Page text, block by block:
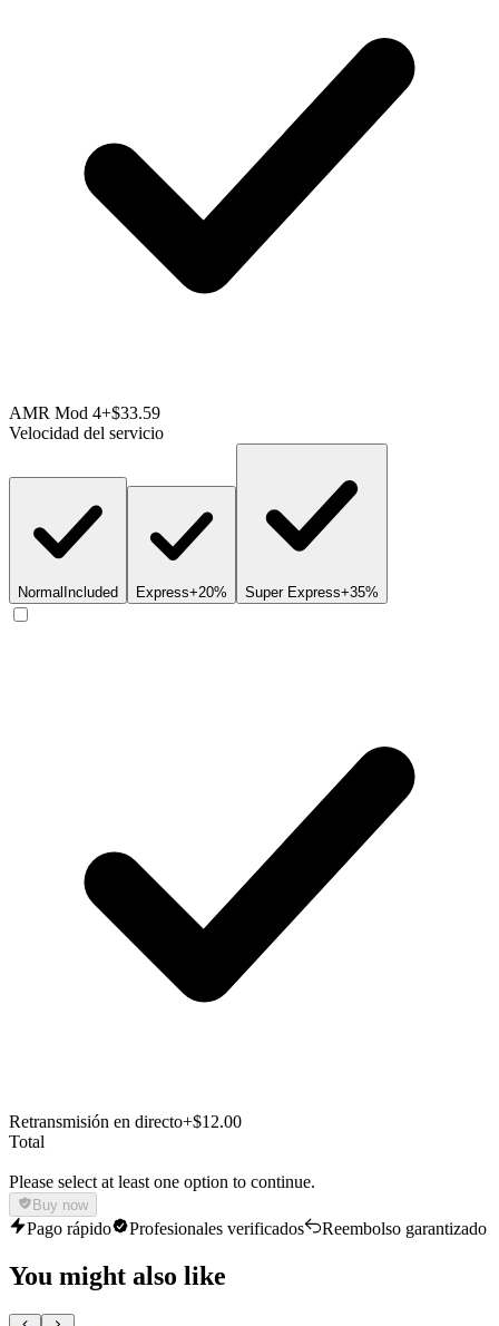
AMR Mod 4+$33.59
Velocidad del servicio
Normal Included Express+20% Super Express+35%
Retransmisión en directo+$12.00
Total
Please select at least one option to continue.
Buy now
Pago rápido Profesionales verificados Reembolso garantizado
You might also like